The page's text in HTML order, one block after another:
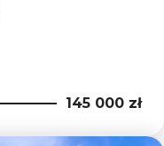
145 000 zł